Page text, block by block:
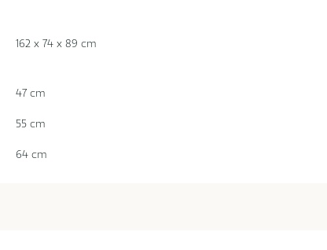
162 x 74 x 89 cm
47 cm
55 cm
64 cm